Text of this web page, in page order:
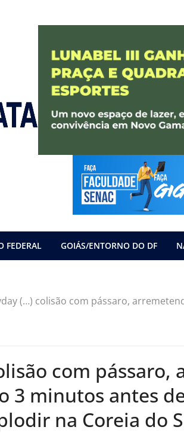
FEDERAL GOIÁS/ENTORNO DO DF
(…) colisão com pássaro,
com pássaro,
3 minutos antes
na Coreia do